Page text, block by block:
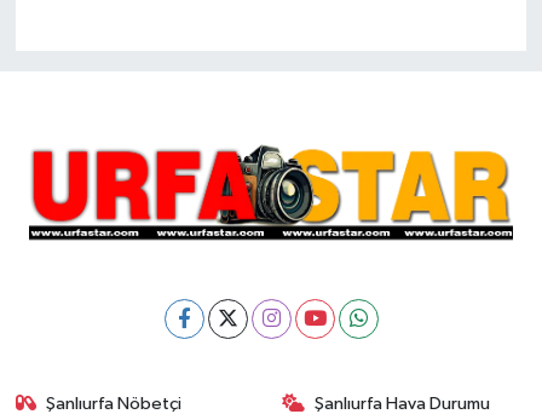
Şanlıurfa Nöbetçi
Şanlıurfa Hava Durumu